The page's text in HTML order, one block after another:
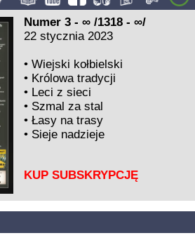
Numer 3 - ∞ /1318 - ∞/
22 stycznia 2023
•Wiejski kołbielski
• Królowa tradycji
• Leci z sieci
• Szmal za stal
•Łasy na trasy
• Sieje nadzieje
KUP SUBSKRYPCJĘ